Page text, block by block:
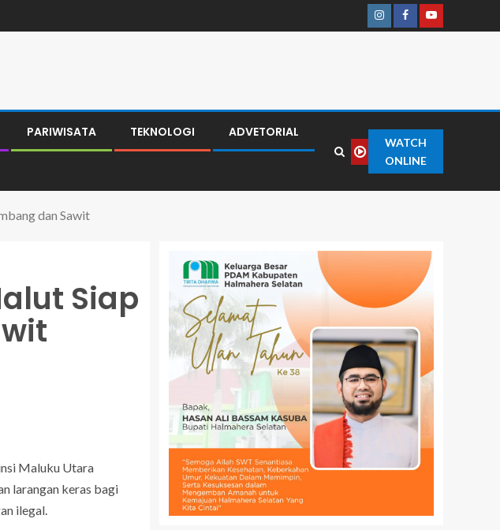
PARIWISATA TEKNOLOGI ADVETORIAL
WATCH
ONLINE
dan Sawit
Siap
Maluku Utara
larangan keras bagi
ilegal.